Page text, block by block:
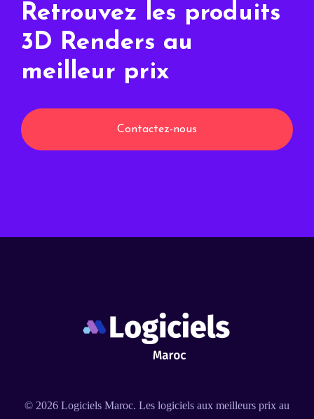
Retrouvez les produits
3D Renders au
meilleur prix
Contactez-nous
© 2026 Logiciels Maroc. Les logiciels aux meilleurs prix au